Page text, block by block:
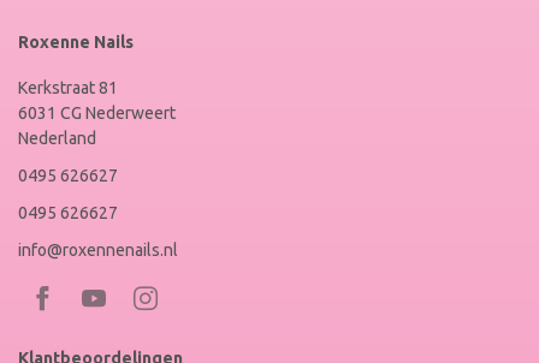
Roxenne Nails
Kerkstraat 81
6031 CG Nederweert
Nederland
0495 626627
0495 626627
info@roxennenails.nl
Bezoek
Klantbeoordelingen